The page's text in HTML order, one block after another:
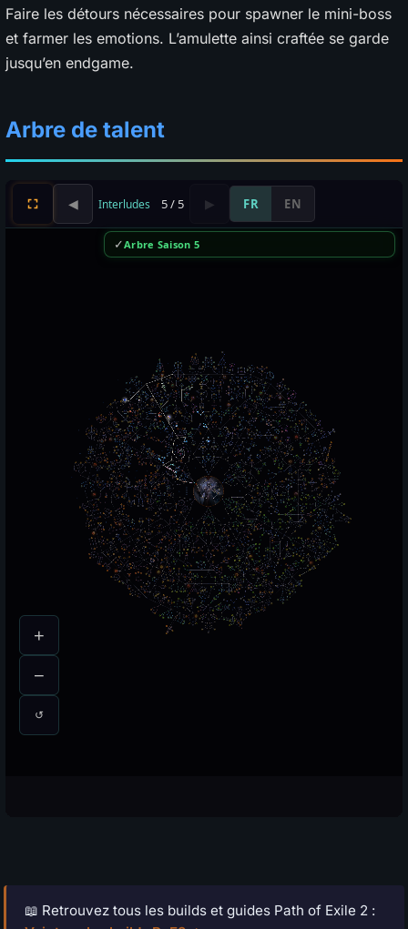
Faire les détours nécessaires pour spawner le mini-boss
et farmer les emotions. L’amulette ainsi craftée se garde
jusqu’en endgame.
Arbre de talent
📖 Retrouvez tous les builds et guides Path of Exile 2 :